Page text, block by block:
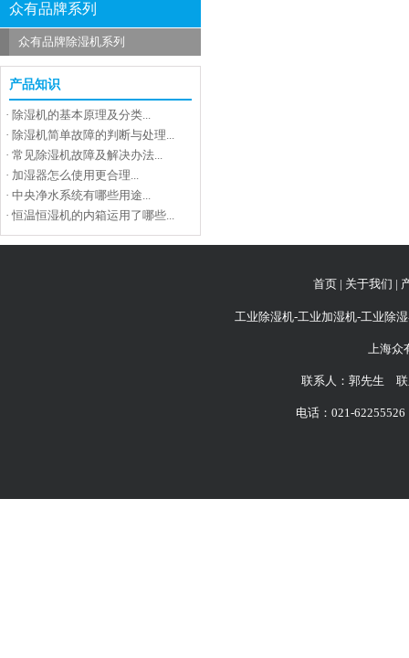
众有品牌系列
众有品牌除湿机系列
产品知识
· 除湿机的基本原理及分类...
· 除湿机简单故障的判断与处理...
· 常见除湿机故障及解决办法...
· 加湿器怎么使用更合理...
· 中央净水系统有哪些用途...
· 恒温恒湿机的内箱运用了哪些...
首页 | 关于我们 |
工业除湿机-工业加湿机-工业除
上海众
联系人：郭先生 联
电话：021-